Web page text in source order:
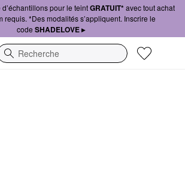
pour le teintGRATUIT*avec tout achat
requis. *Des modalités s’appliquent. Inscrire le
code SHADELOVE ▸